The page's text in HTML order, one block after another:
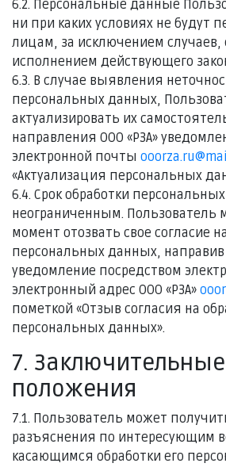
6.2. Персональные данные
ни при каких условиях не будут
лицам, за исключением случаев,
исполнением действующего
6.3. В случае выявления
персональных данных,
актуализировать их
направления ООО «РЗА»
электронной почты
«Актуализация персональных
6.4. Срок обработки
неограниченным. Пользователь
момент отозвать свое согласие
персональных данных, направив
уведомление посредством
электронный адрес ООО «РЗА»
пометкой «Отзыв согласия на
персональных данных».
7. Заключительные
положения
7.1. Пользователь может
разъяснения по интересующим
касающимся обработки его